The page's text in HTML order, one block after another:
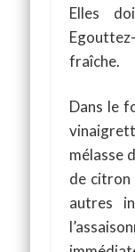
Elles
fraîche.
Dans le
mélasse
de citron
autres